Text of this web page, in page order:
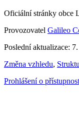
Oficiální stránky obce
Provozovatel Galileo
Poslední aktualizace:
Změna vzhledu,
Prohlášení o